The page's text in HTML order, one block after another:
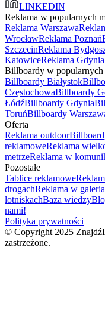
LINKEDIN
Reklama w popularnych
Reklama Warszawa
WrocławReklama Poznań
SzczecinReklama
KatowiceReklama Gdynia
Billboardy w popularnych
Billboardy Białystok
CzęstochowaBillboardy
ŁódźBillboardy Gdynia
ToruńBillboardy
Oferta
Reklama outdoor
reklamoweReklama
metrzeReklama w
Pozostałe
Tablice reklamowe
drogachReklama w
lotniskachBaza wiedzy
nami!
Polityka prywatności
© Copyright 2025
zastrzeżone.